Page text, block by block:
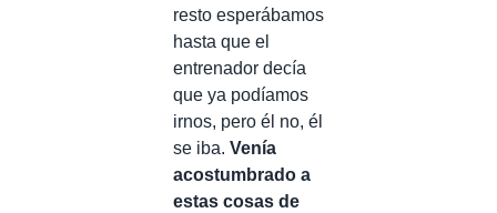
resto esperábamos
hasta que el
entrenador decía
que ya podíamos
irnos, pero él no, él
se iba. Venía
acostumbrado a
estas cosas de